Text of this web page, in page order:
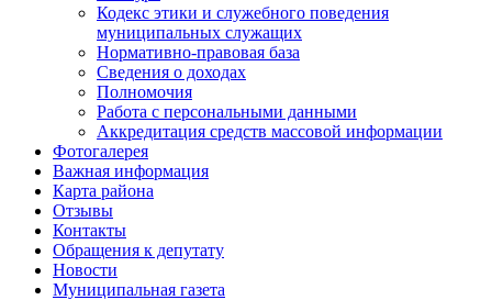
Кодекс этики и служебного поведения
муниципальных служащих
Нормативно-правовая база
Сведения о доходах
Полномочия
Работа с персональными данными
Аккредитация средств массовой информации
Фотогалерея
Важная информация
Карта района
Отзывы
Контакты
Обращения к депутату
Новости
Муниципальная газета